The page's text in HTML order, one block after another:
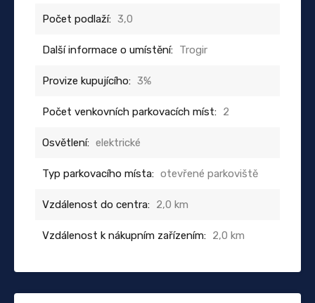
Počet podlaží: 3,0
Další informace o umístění: Trogir
Provize kupujícího: 3%
Počet venkovních parkovacích míst: 2
Osvětlení: elektrické
Typ parkovacího místa: otevřené parkoviště
Vzdálenost do centra: 2,0 km
Vzdálenost k nákupním zařízením: 2,0 km